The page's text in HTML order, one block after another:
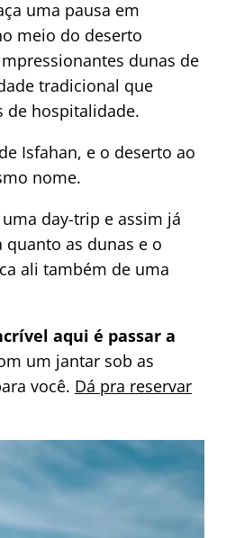
uma pausa em
meio do deserto
dunas de
tradicional que
de hospitalidade.
Isfahan, e o deserto ao
nome.
day-trip e assim já
as dunas e o
ali também de uma
aqui é passar a
um jantar sob as
você. Dá pra reservar